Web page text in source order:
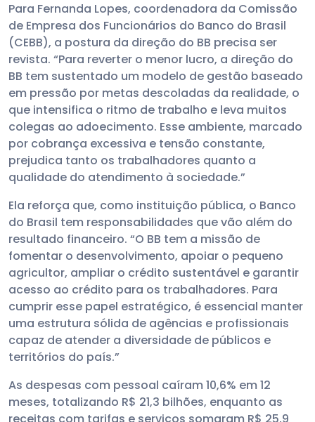
Para Fernanda Lopes, coordenadora da Comissão
de Empresa dos Funcionários do Banco do Brasil
(CEBB), a postura da direção do BB precisa ser
revista. “Para reverter o menor lucro, a direção do
BB tem sustentado um modelo de gestão baseado
em pressão por metas descoladas da realidade, o
que intensifica o ritmo de trabalho e leva muitos
colegas ao adoecimento. Esse ambiente, marcado
por cobrança excessiva e tensão constante,
prejudica tanto os trabalhadores quanto a
qualidade do atendimento à sociedade.”
Ela reforça que, como instituição pública, o Banco
do Brasil tem responsabilidades que vão além do
resultado financeiro. “O BB tem a missão de
fomentar o desenvolvimento, apoiar o pequeno
agricultor, ampliar o crédito sustentável e garantir
acesso ao crédito para os trabalhadores. Para
cumprir esse papel estratégico, é essencial manter
uma estrutura sólida de agências e profissionais
capaz de atender a diversidade de públicos e
territórios do país.”
As despesas com pessoal caíram 10,6% em 12
meses, totalizando R$ 21,3 bilhões, enquanto as